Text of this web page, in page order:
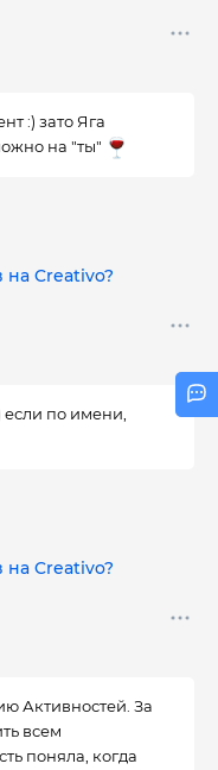
:) зато Яга
на "ты"
Creativo?
по имени,
Creativo?
Активностей. За
всем
поняла, когда